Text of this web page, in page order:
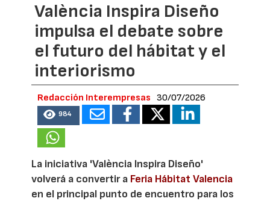
València Inspira Diseño
impulsa el debate sobre
el futuro del hábitat y el
interiorismo
Redacción Interempresas 30/07/2026
984
La iniciativa 'València Inspira Diseño'
volverá a convertir a Feria Hábitat Valencia
en el principal punto de encuentro para los